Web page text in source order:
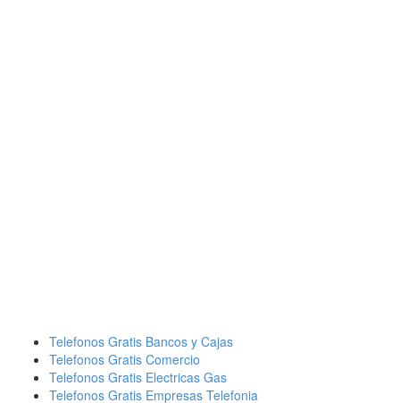
Telefonos Gratis Bancos y Cajas
Telefonos Gratis Comercio
Telefonos Gratis Electricas Gas
Telefonos Gratis Empresas Telefonia